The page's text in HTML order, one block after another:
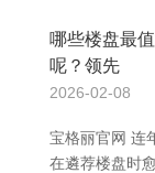
哪些楼盘最
呢？领先
2026-02-08
宝格丽官网 连
在遴荐楼盘时